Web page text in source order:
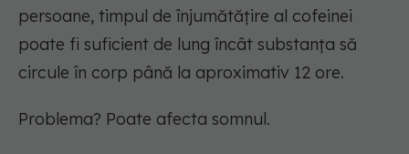
persoane, timpul de înjumătățire al cofeinei
poate fi suficient de lung încât substanța să
circule în corp până la aproximativ 12 ore.
Problema? Poate afecta somnul.